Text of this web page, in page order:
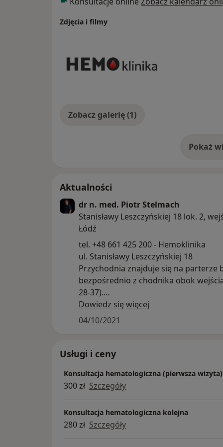
czasopismach medycznych.
Zdjęcia i filmy
Zobacz galerię (1)
Pokaż o
Aktualności
dr n. med. Piotr Stelmach
Stanisławy Leszczyńskiej 18 lok. 2,
Łódź
tel. +48 661 425 200 - Hemoklinika
ul. Stanisławy Leszczyńskiej 18
Przychodnia znajduje się na parterze
bezpośrednio z chodnika obok
28-37).
Idąc ul. Leszczyńskiej od strony
to ostatni blok mieszkalny po prawej
Dowiedz się więcej
04/10/2021
Usługi i ceny
Konsultacja hematologiczna (pierwsza wizyta)
300 zł Szczegóły
Konsultacja hematologiczna kolejna
280 zł Szczegóły